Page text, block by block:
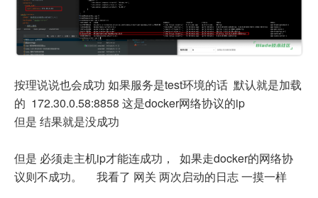
按理说说也会成功 如果服务是test环境的话 默认就是加载
的 172.30.0.58:8858 这是docker网络协议的ip
但是 结果就是没成功
但是 必须走主机ip才能连成功， 如果走docker的网络协
议则不成功。 我看了 网关 两次启动的日志 一摸一样